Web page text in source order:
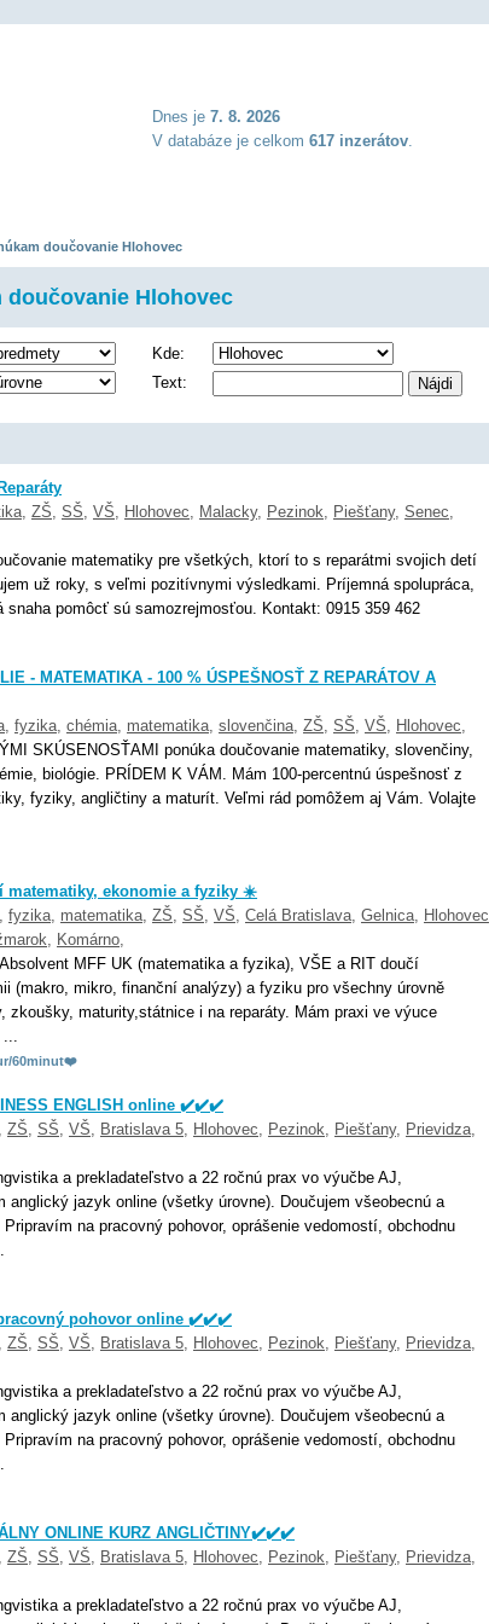
Dnes je 7. 8. 2026
V databáze je celkom 617 inzerátov.
doučovanie Hlohovec
doučovanie Hlohovec
Kde:
Text:
, ZŠ, SŠ, VŠ, Hlohovec, Malacky, Pezinok, Piešťany, Senec,
matematiky pre všetkých, ktorí to s reparátmi svojich detí
už roky, s veľmi pozitívnymi výsledkami. Príjemná spolupráca,
snaha pomôcť sú samozrejmosťou. Kontakt: 0915 359 462
- MATEMATIKA - 100 % ÚSPEŠNOSŤ Z REPARÁTOV A
, fyzika, chémia, matematika, slovenčina, ZŠ, SŠ, VŠ, Hlohovec,
SKÚSENOSŤAMI ponúka doučovanie matematiky, slovenčiny,
biológie. PRÍDEM K VÁM. Mám 100-percentnú úspešnosť z
fyziky, angličtiny a maturít. Veľmi rád pomôžem aj Vám. Volajte
ekonomie a fyziky ☀️
, fyzika, matematika, ZŠ, SŠ, VŠ, Celá Bratislava, Gelnica, Hlohovec
, Komárno,
MFF UK (matematika a fyzika), VŠE a RIT doučí
(makro, mikro, finanční analýzy) a fyziku pro všechny úrovně
zkoušky, maturity,státnice i na reparáty. Mám praxi ve výuce
...
60minut❤️
ENGLISH online ✔️✔️✔️
ZŠ, SŠ, VŠ, Bratislava 5, Hlohovec, Pezinok, Piešťany, Prievidza,
a prekladateľstvo a 22 ročnú prax vo výučbe AJ,
anglický jazyk online (všetky úrovne). Doučujem všeobecnú a
na pracovný pohovor, oprášenie vedomostí, obchodnu
pohovor online ✔️✔️✔️
ZŠ, SŠ, VŠ, Bratislava 5, Hlohovec, Pezinok, Piešťany, Prievidza,
a prekladateľstvo a 22 ročnú prax vo výučbe AJ,
anglický jazyk online (všetky úrovne). Doučujem všeobecnú a
na pracovný pohovor, oprášenie vedomostí, obchodnu
ONLINE KURZ ANGLIČTINY✔️✔️✔️
ZŠ, SŠ, VŠ, Bratislava 5, Hlohovec, Pezinok, Piešťany, Prievidza,
a prekladateľstvo a 22 ročnú prax vo výučbe AJ,